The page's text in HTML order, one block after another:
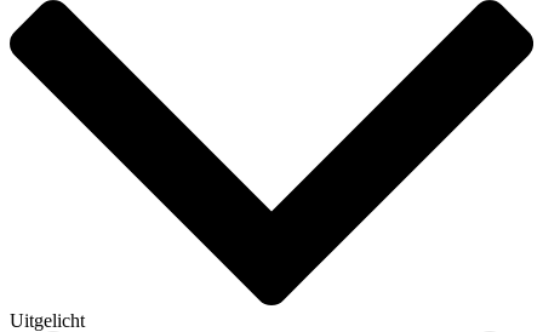
Uitgelicht